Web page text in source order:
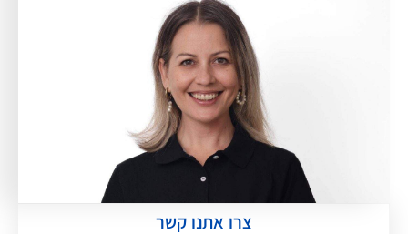
צרו אתנו קשר